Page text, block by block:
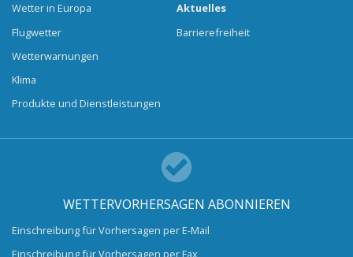
Wetter in Europa
Flugwetter
Wetterwarnungen
Klima
Produkte und Dienstleistungen
Aktuelles
Barrierefreiheit
WETTERVORHERSAGEN ABONNIEREN
Einschreibung für Vorhersagen per E-Mail
Einschreibung für Vorhersagen per Fax